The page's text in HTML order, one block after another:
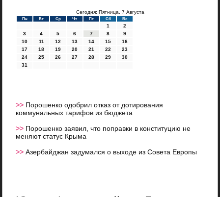
Сегодня: Пятница, 7 Августа
Пн Вт Ср Чт Пт Сб Вс
1
2
3
4 5 6 7 8
9
10
11 12 13 14 15
16
17
18 19 20 21 22
23
24
25 26 27 28 29
30
31
>> Порошенко одобрил отказ от дотирования
коммунальных тарифов из бюджета
>> Порошенко заявил, что поправки в конституцию не
меняют статус Крыма
>>Азербайджан задумался о выходе из Совета Европы